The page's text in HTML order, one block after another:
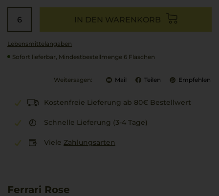
IN DEN WARENKORB
Lebensmittel­angaben
Sofort lieferbar, Mindestbestellmenge 6 Flaschen
Weitersagen: Mail Teilen Empfehlen
Kostenfreie Lieferung ab 80€ Bestellwert
Schnelle Lieferung (3-4 Tage)
Viele Zahlungsarten
Ferrari Rose